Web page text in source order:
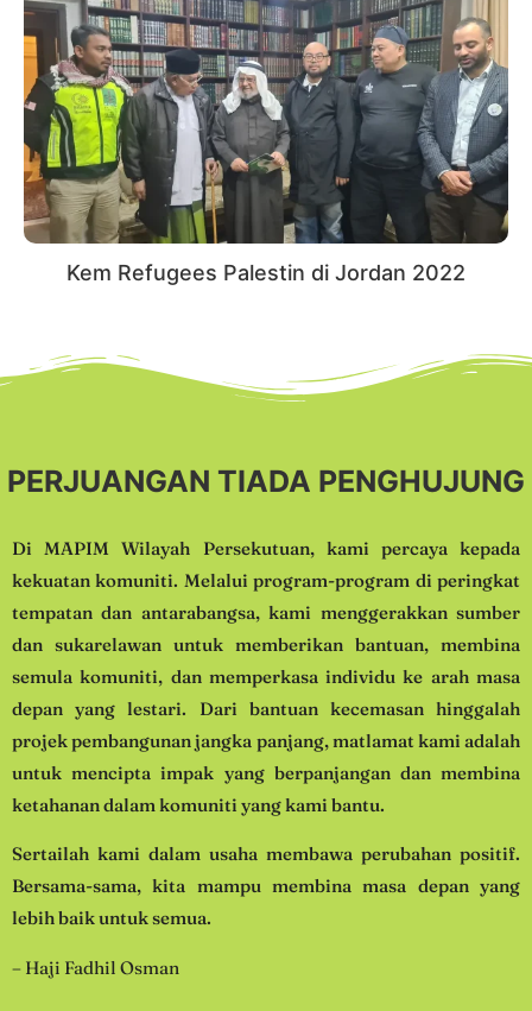
Kem Refugees Palestin di Jordan 2022
PERJUANGAN TIADA PENGHUJUNG
Di MAPIM Wilayah Persekutuan, kami percaya kepada
kekuatan komuniti. Melalui program-program di peringkat
tempatan dan antarabangsa, kami menggerakkan sumber
dan sukarelawan untuk memberikan bantuan, membina
semula komuniti, dan memperkasa individu ke arah masa
depan yang lestari. Dari bantuan kecemasan hinggalah
projek pembangunan jangka panjang, matlamat kami adalah
untuk mencipta impak yang berpanjangan dan membina
ketahanan dalam komuniti yang kami bantu.
Sertailah kami dalam usaha membawa perubahan positif.
Bersama-sama, kita mampu membina masa depan yang
lebih baik untuk semua.
– Haji Fadhil Osman